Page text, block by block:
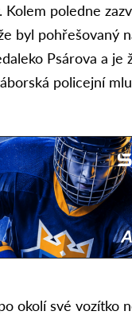
poledne
byl pohřešovaný
Psárova a je
policejní
okolí své vozítko